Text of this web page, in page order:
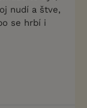
nudí a štve,
se hrbí i